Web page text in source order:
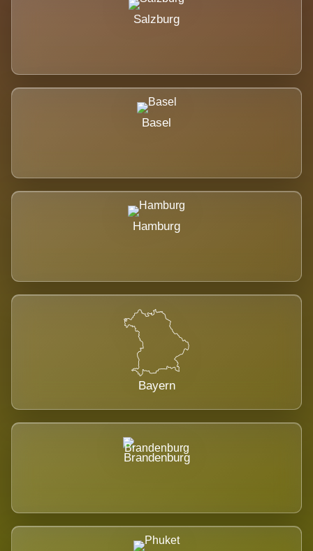
Salzburg
Basel
Hamburg
Bayern
Brandenburg